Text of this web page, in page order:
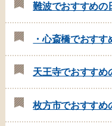
難波でおすすめの
・心斎橋でおす
天王寺でおすすめ
枚方市でおすすめ